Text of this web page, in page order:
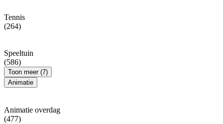
Tennis
(264)
Speeltuin
(586)
Toon meer (7)
Animatie
Animatie overdag
(477)